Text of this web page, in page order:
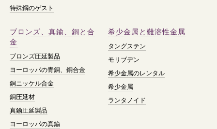
特殊鋼のゲスト
ブロンズ、真鍮、銅と合
金
ブロンズ圧延製品
ヨーロッパの青銅、銅合金
銅ニッケル合金
銅圧延材
真鍮圧延製品
ヨーロッパの真鍮
希少金属と難溶性金属
タングステン
モリブデン
希少金属のレンタル
希少金属
ランタノイド